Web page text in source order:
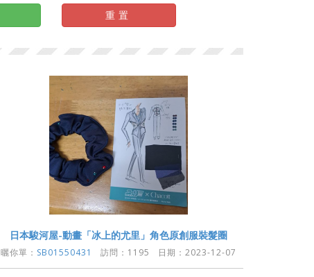
重置
日本駿河屋-動畫「冰上的尤里」角色原創服裝髮圈
曬你單： SB01550431 訪問：1195 日期：2023-12-07